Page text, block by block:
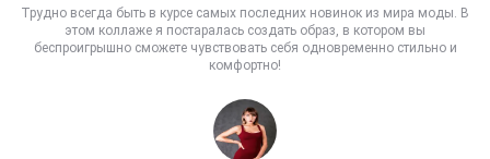
Трудно всегда быть в курсе самых последних новинок из мира моды. В
этом коллаже я постаралась создать образ, в котором вы
беспроигрышно сможете чувствовать себя одновременно стильно и
комфортно!